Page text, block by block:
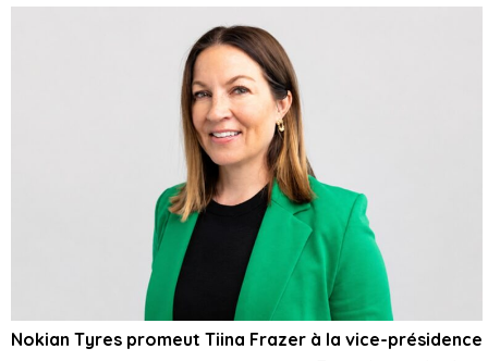
Nokian Tyres promeut Tiina Frazer à la vice-présidence